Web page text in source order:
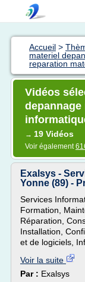
Accueil >
materiel
reparation
Vidéos
depannage
→ 19 Vidéos
Voir également
Exalsys -
Yonne (89) -
Services
Formation,
Réparation,
Installation,
et de logiciels,
Voir la suite
Par : Exalsys